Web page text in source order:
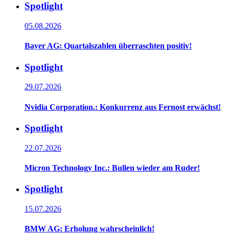
Spotlight
05.08.2026
Bayer AG: Quartalszahlen überraschten positiv!
Spotlight
29.07.2026
Nvidia Corporation.: Konkurrenz aus Fernost erwächst!
Spotlight
22.07.2026
Micron Technology Inc.: Bullen wieder am Ruder!
Spotlight
15.07.2026
BMW AG: Erholung wahrscheinlich!